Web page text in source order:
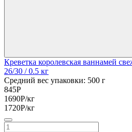
Креветка королевская ваннамей
26/30 / 0.5 кг
Средний вес упаковки: 500 г
845Р
1690Р/кг
1720Р/кг